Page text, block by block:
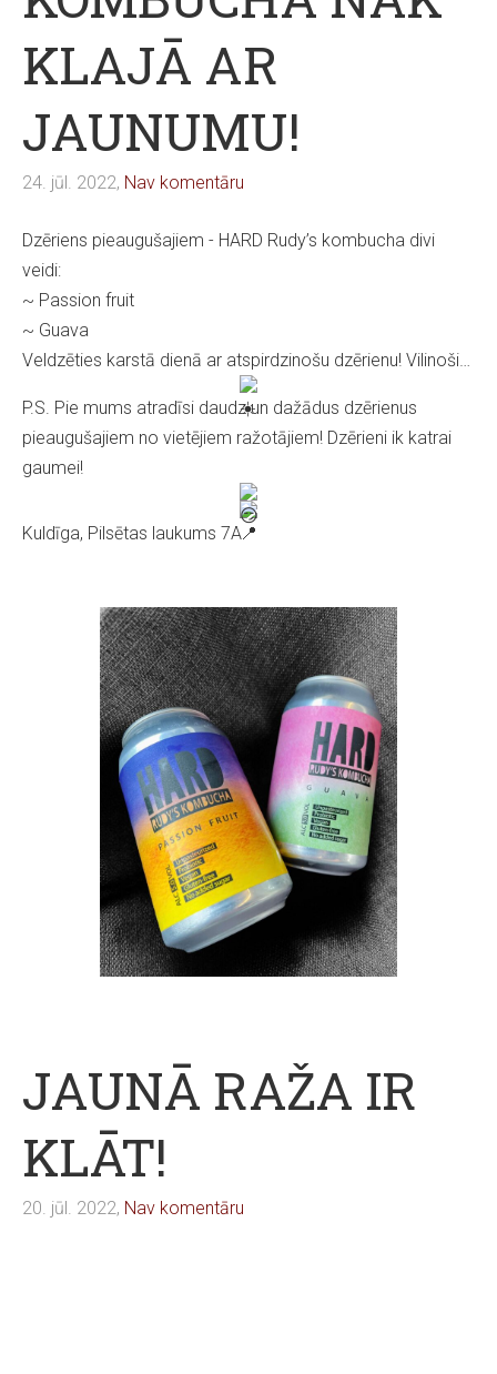
KLAJĀ AR
JAUNUMU!
24. jūl. 2022, Nav komentāru
Dzēriens pieaugušajiem - HARD Rudy’s kombucha divi
veidi:
~ Passion fruit
~ Guava
Veldzēties karstā dienā ar atspirdzinošu dzērienu! Vilinoši…
P.S. Pie mums atradīsi daudz un dažādus dzērienus
pieaugušajiem no vietējiem ražotājiem! Dzērieni ik katrai
gaumei!
Kuldīga, Pilsētas laukums 7A
JAUNĀ RAŽA IR
KLĀT!
20. jūl. 2022, Nav komentāru